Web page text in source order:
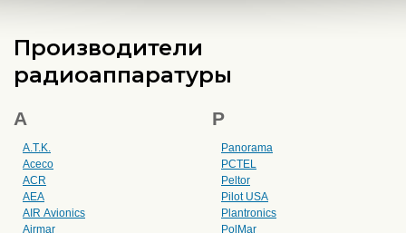
Производители
радиоаппаратуры
A
A.T.K.
Aceco
ACR
AEA
AIR Avionics
Airmar
P
Panorama
PCTEL
Peltor
Pilot USA
Plantronics
PolMar